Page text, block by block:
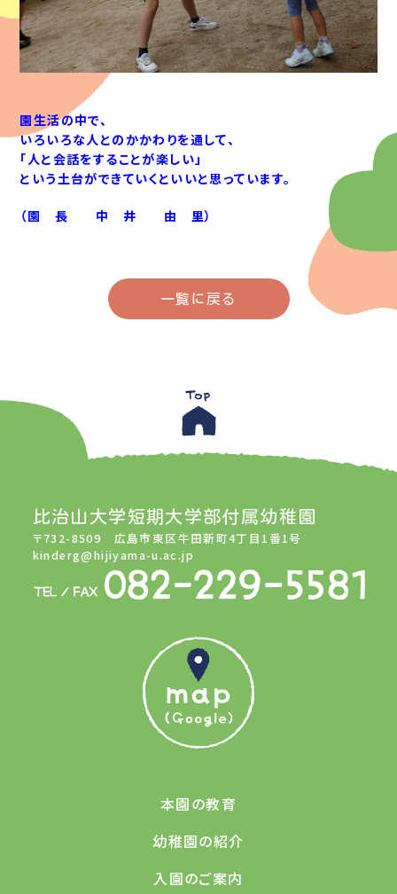
園生活の中で、
いろいろな人とのかかわりを通して、
「人と会話をすることが楽しい」
という土台ができていくといいと思っています。
（園 長 中 井 由 里）
一覧に戻る
比治山大学短期大学部付属幼稚園
〒732-8509 広島市東区牛田新町4丁目1番1号
kinderg@hijiyama-u.ac.jp
本園の教育
幼稚園の紹介
入園のご案内